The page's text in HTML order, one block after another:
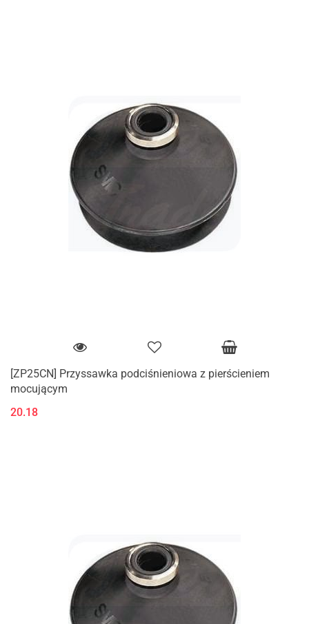
[ZP25CN] Przyssawka podciśnieniowa z pierścieniem
mocującym
20.18